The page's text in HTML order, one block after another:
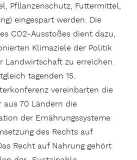
Pfllanzenschutz, Futtermittel,
eingespart werden. Die
CO2-Ausstoßes dient dazu,
Klimaziele der Politik
Landwirtschaft zu erreichen.
tagenden 15.
vereinbarten die
aus 70 Ländern die
der Ernährungssysteme
des Rechts auf
Recht auf Nahrung gehört